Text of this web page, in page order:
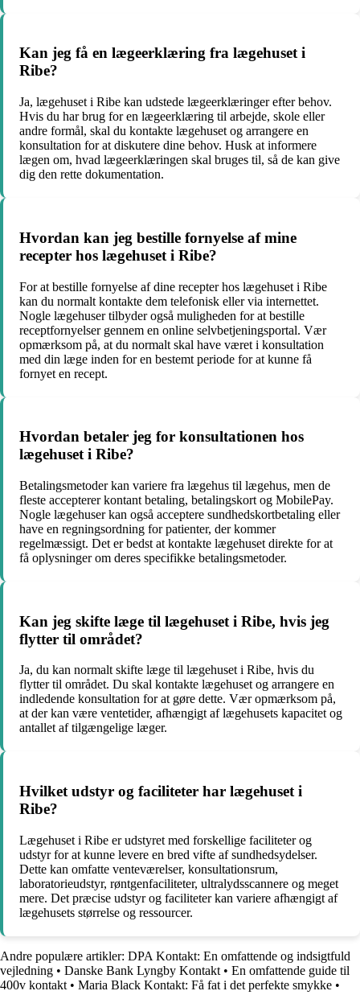
Kan jeg få en lægeerklæring fra lægehuset i
Ribe?
Ja, lægehuset i Ribe kan udstede lægeerklæringer efter behov.
Hvis du har brug for en lægeerklæring til arbejde, skole eller
andre formål, skal du kontakte lægehuset og arrangere en
konsultation for at diskutere dine behov. Husk at informere
lægen om, hvad lægeerklæringen skal bruges til, så de kan give
dig den rette dokumentation.
Hvordan kan jeg bestille fornyelse af mine
recepter hos lægehuset i Ribe?
For at bestille fornyelse af dine recepter hos lægehuset i Ribe
kan du normalt kontakte dem telefonisk eller via internettet.
Nogle lægehuser tilbyder også muligheden for at bestille
receptfornyelser gennem en online selvbetjeningsportal. Vær
opmærksom på, at du normalt skal have været i konsultation
med din læge inden for en bestemt periode for at kunne få
fornyet en recept.
Hvordan betaler jeg for konsultationen hos
lægehuset i Ribe?
Betalingsmetoder kan variere fra lægehus til lægehus, men de
fleste accepterer kontant betaling, betalingskort og MobilePay.
Nogle lægehuser kan også acceptere sundhedskortbetaling eller
have en regningsordning for patienter, der kommer
regelmæssigt. Det er bedst at kontakte lægehuset direkte for at
få oplysninger om deres specifikke betalingsmetoder.
Kan jeg skifte læge til lægehuset i Ribe, hvis jeg
flytter til området?
Ja, du kan normalt skifte læge til lægehuset i Ribe, hvis du
flytter til området. Du skal kontakte lægehuset og arrangere en
indledende konsultation for at gøre dette. Vær opmærksom på,
at der kan være ventetider, afhængigt af lægehusets kapacitet og
antallet af tilgængelige læger.
Hvilket udstyr og faciliteter har lægehuset i
Ribe?
Lægehuset i Ribe er udstyret med forskellige faciliteter og
udstyr for at kunne levere en bred vifte af sundhedsydelser.
Dette kan omfatte venteværelser, konsultationsrum,
laboratorieudstyr, røntgenfaciliteter, ultralydsscannere og meget
mere. Det præcise udstyr og faciliteter kan variere afhængigt af
lægehusets størrelse og ressourcer.
Andre populære artikler: DPA Kontakt: En omfattende og indsigtfuld
vejledning • Danske Bank Lyngby Kontakt • En omfattende guide til
400v kontakt • Maria Black Kontakt: Få fat i det perfekte smykke •